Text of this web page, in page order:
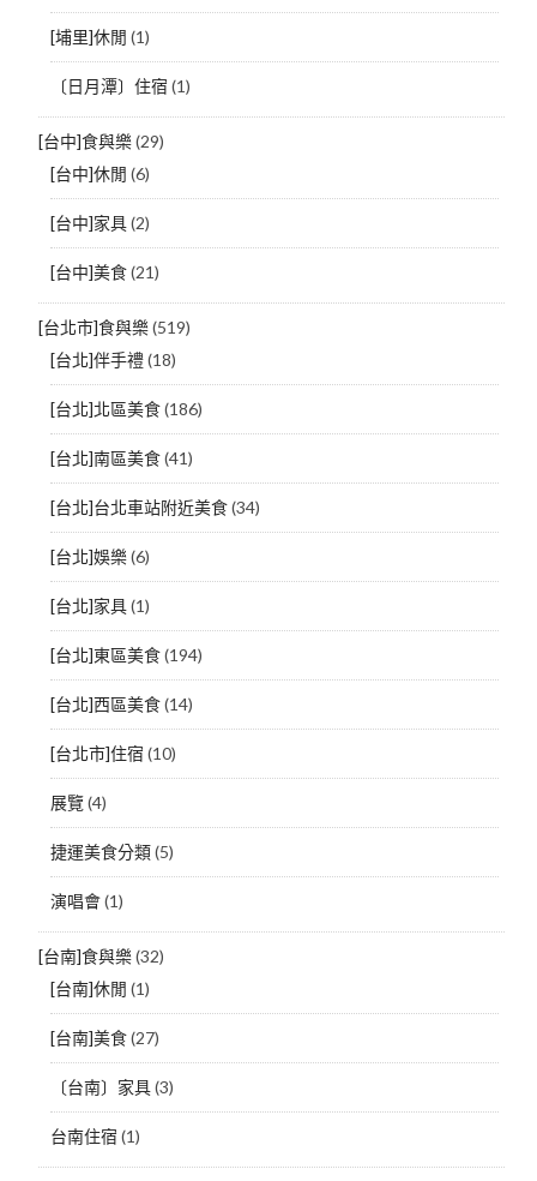
[埔里]休閒 (1)
〔日月潭〕住宿 (1)
[台中]食與樂(29)
[台中]休閒 (6)
[台中]家具(2)
[台中]美食(21)
[台北市]食與樂(519)
[台北]伴手禮(18)
[台北]北區美食(186)
[台北]南區美食(41)
[台北]台北車站附近美食(34)
[台北]娛樂(6)
[台北]家具(1)
[台北]東區美食(194)
[台北]西區美食(14)
[台北市]住宿 (10)
展覽(4)
捷運美食分類(5)
演唱會(1)
[台南]食與樂(32)
[台南]休閒 (1)
[台南]美食(27)
〔台南〕家具(3)
台南住宿 (1)